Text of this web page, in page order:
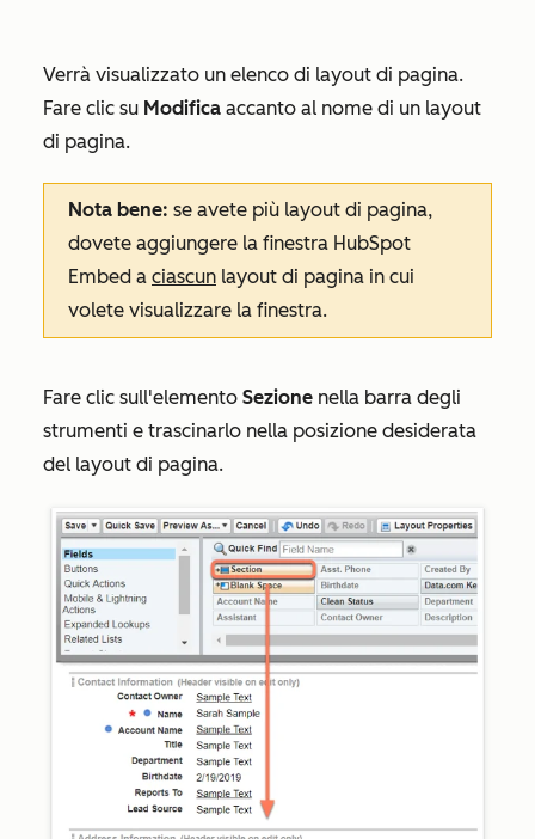
Verrà visualizzato un elenco di layout di pagina.
Fare clic su Modifica accanto al nome di un layout
di pagina.
Nota bene: se avete più layout di pagina,
dovete aggiungere la finestra HubSpot
Embed a ciascun layout di pagina in cui
volete visualizzare la finestra.
Fare clic sull'elemento Sezione nella barra degli
strumenti e trascinarlo nella posizione desiderata
del layout di pagina.